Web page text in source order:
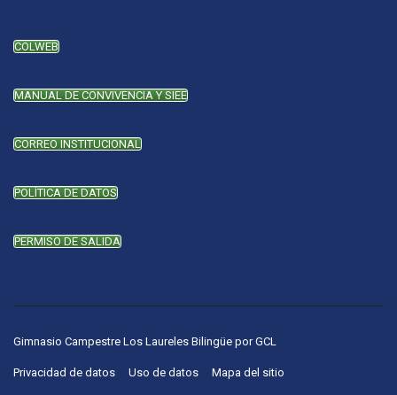
COLWEB
MANUAL DE CONVIVENCIA Y SIEE
CORREO INSTITUCIONAL
POLÍTICA DE DATOS
PERMISO DE SALIDA
Gimnasio Campestre Los Laureles Bilingüe porGCL
Privacidad de datos Uso de datos Mapa del sitio